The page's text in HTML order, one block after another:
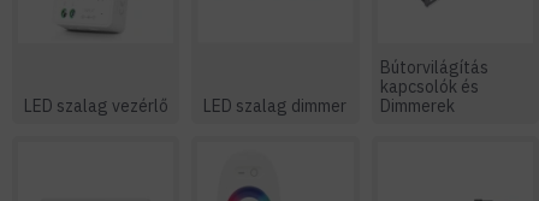
LED szalag vezérlő LED szalag dimmer
Bútorvilágítás
kapcsolók és
Dimmerek